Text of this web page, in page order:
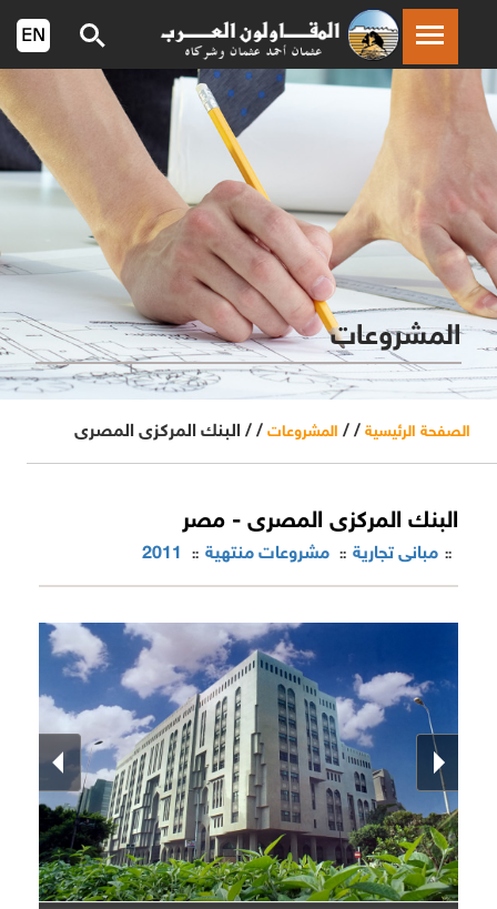
المشروعات
الصفحة الرئيسية / / المشروعات / / البنك المركزى المصرى
البنك المركزى المصرى - مصر
2011 :: مشروعات منتهية:: مبانى تجارية::